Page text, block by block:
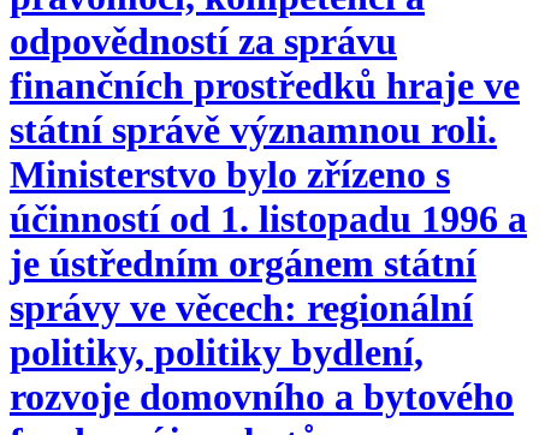
odpovědností za správu
finančních prostředků hraje ve
státní správě významnou roli.
Ministerstvo bylo zřízeno s
účinností od 1. listopadu 1996 a
je ústředním orgánem státní
správy ve věcech: regionální
politiky, politiky bydlení,
rozvoje domovního a bytového